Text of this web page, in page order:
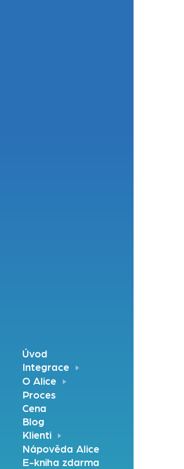
Úvod
Integrace
O Alice
Proces
Cena
Blog
Klienti
Nápověda Alice
E-kniha zdarma